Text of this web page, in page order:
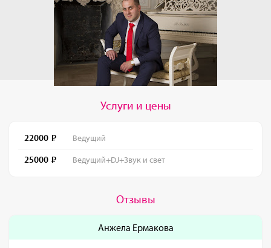
Услуги и цены
22000 Ведущий
25000 Ведущий+DJ+Звук и свет
Отзывы
Анжела Ермакова